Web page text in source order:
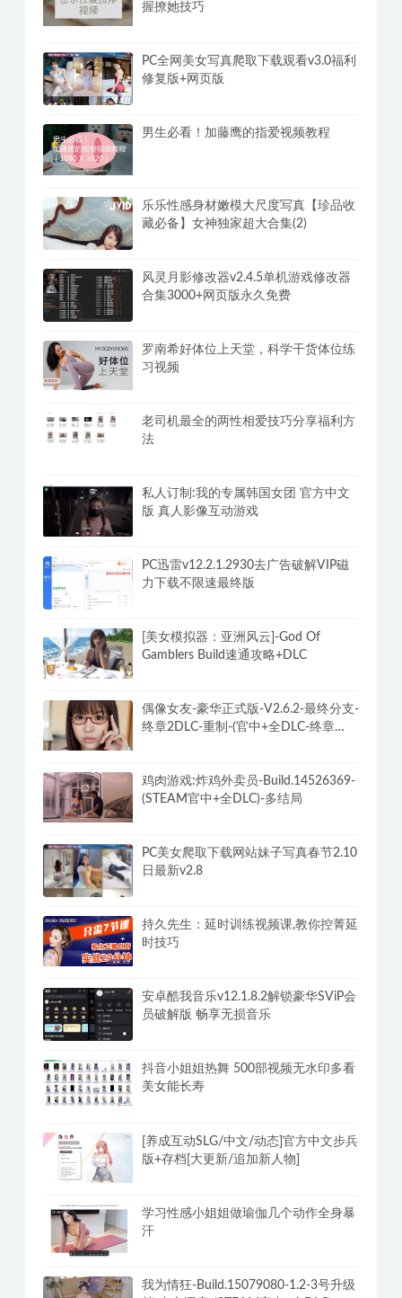
握撩她技巧
PC全网美女写真爬取下载观看v3.0福利
修复版+网页版
男生必看！加藤鹰的指爱视频教程
乐乐性感身材嫩模大尺度写真【珍品收
藏必备】女神独家超大合集(2)
风灵月影修改器v2.4.5单机游戏修改器
合集3000+网页版永久免费
罗南希好体位上天堂，科学干货体位练
习视频
老司机最全的两性相爱技巧分享福利方
法
私人订制:我的专属韩国女团 官方中文
版 真人影像互动游戏
PC迅雷v12.2.1.2930去广告破解VIP磁
力下载不限速最终版
[美女模拟器：亚洲风云]-God Of
Gamblers Build速通攻略+DLC
偶像女友-豪华正式版-V2.6.2-最终分支-
终章2DLC-重制-(官中+全DLC-终章
鸡肉游戏:炸鸡外卖员-Build.14526369-
(STEAM官中+全DLC)-多结局
PC美女爬取下载网站妹子写真春节2.10
日最新v2.8
持久先生：延时训练视频课,教你控菁延
时技巧
安卓酷我音乐v12.1.8.2解锁豪华SViP会
员破解版 畅享无损音乐
抖音小姐姐热舞 500部视频无水印多看
美女能长寿
[养成互动SLG/中文/动态]官方中文步兵
版+存档[大更新/追加新人物]
学习性感小姐姐做瑜伽几个动作全身暴
汗
我为情狂-Build.15079080-1.2-3号升级